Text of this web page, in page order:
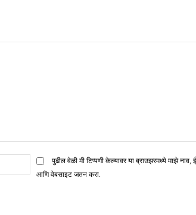
मेल*
पुढील वेळी मी टिप्पणी केल्यावर या ब्राउझरमध्ये माझे नाव,
आणि वेबसाइट जतन करा.